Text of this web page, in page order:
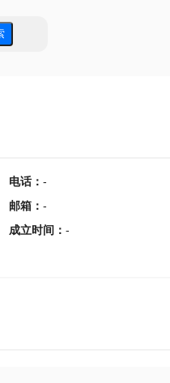
电话： -
邮箱 ： -
成立时间 ： -